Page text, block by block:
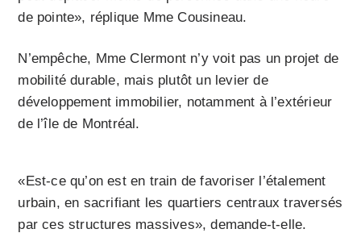
de pointe», réplique Mme Cousineau.
N’empêche, Mme Clermont n’y voit pas un projet de
mobilité durable, mais plutôt un levier de
développement immobilier, notamment à l’extérieur
de l’île de Montréal.
«Est-ce qu’on est en train de favoriser l’étalement
urbain, en sacrifiant les quartiers centraux traversés
par ces structures massives», demande-t-elle.